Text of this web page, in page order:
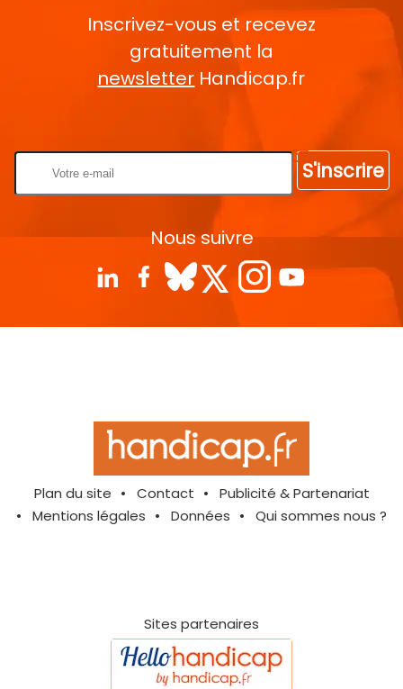
Inscrivez-vous et recevez
gratuitement la
newsletter Handicap.fr
S'inscrire
Nous suivre
Plan du site Contact
Publicité & Partenariat
Mentions légales
Données Qui sommes nous ?
Sites partenaires